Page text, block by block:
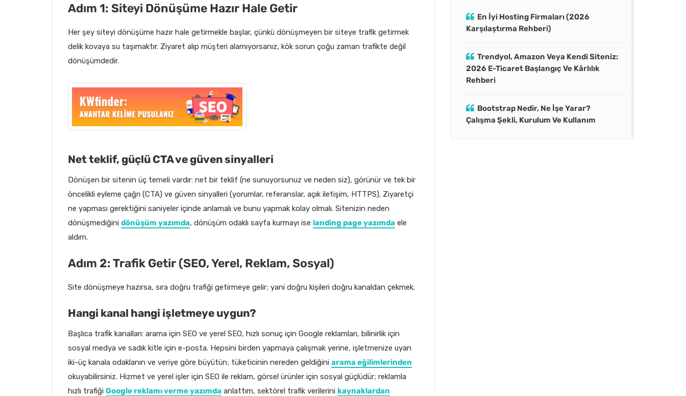
Adım 1: Siteyi Dönüşüme Hazır Hale Getir
Her şey siteyi dönüşüme hazır hale getirmekle başlar, çünkü dönüşmeyen bir siteye trafik getirmek
delik kovaya su taşımaktır. Ziyaret alıp müşteri alamıyorsanız, kök sorun çoğu zaman trafikte değil
dönüşümdedir.
Net teklif, güçlü CTA ve güven sinyalleri
Dönüşen bir sitenin üç temeli vardır: net bir teklif (ne sunuyorsunuz ve neden siz), görünür ve tek bir
öncelikli eyleme çağrı (CTA) ve güven sinyalleri (yorumlar, referanslar, açık iletişim, HTTPS). Ziyaretçi
ne yapması gerektiğini saniyeler içinde anlamalı ve bunu yapmak kolay olmalı. Sitenizin neden
dönüşmediğini dönüşüm yazımda, dönüşüm odaklı sayfa kurmayı ise landing page yazımda ele
aldım.
Adım 2: Trafik Getir (SEO, Yerel, Reklam, Sosyal)
Site dönüşmeye hazırsa, sıra doğru trafiği getirmeye gelir; yani doğru kişileri doğru kanaldan çekmek.
Hangi kanal hangi işletmeye uygun?
Başlıca trafik kanalları: arama için SEO ve yerel SEO, hızlı sonuç için Google reklamları, bilinirlik için
sosyal medya ve sadık kitle için e-posta. Hepsini birden yapmaya çalışmak yerine, işletmenize uyan
iki-üç kanala odaklanın ve veriye göre büyütün; tüketicinin nereden geldiğini arama eğilimlerinden
okuyabilirsiniz. Hizmet ve yerel işler için SEO ile reklam, görsel ürünler için sosyal güçlüdür; reklamla
hızlı trafiği Google reklamı verme yazımda anlattım, sektörel trafik verilerini kaynaklardan
En İyi Hosting Firmaları (2026
Karşılaştırma Rehberi)
Trendyol, Amazon Veya Kendi Siteniz:
2026 E-Ticaret Başlangıç Ve Kârlılık
Rehberi
Bootstrap Nedir, Ne İşe Yarar?
Çalışma Şekli, Kurulum Ve Kullanım